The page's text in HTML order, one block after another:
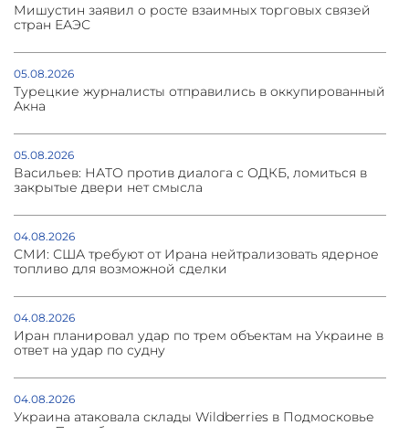
Мишустин заявил о росте взаимных торговых связей
стран ЕАЭС
05.08.2026
Турецкие журналисты отправились в оккупированный
Акна
05.08.2026
Васильев: НАТО против диалога с ОДКБ, ломиться в
закрытые двери нет смысла
04.08.2026
СМИ: США требуют от Ирана нейтрализовать ядерное
топливо для возможной сделки
04.08.2026
Иран планировал удар по трем объектам на Украине в
ответ на удар по судну
04.08.2026
Украина атаковала склады Wildberries в Подмосковье
и под Петербургом